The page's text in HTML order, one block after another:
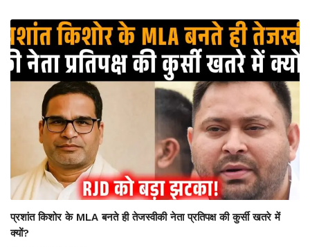
प्रशांत किशोर के MLA बनते ही तेजस्वीकी नेता प्रतिपक्ष की कुर्सी खतरे में
क्यों?